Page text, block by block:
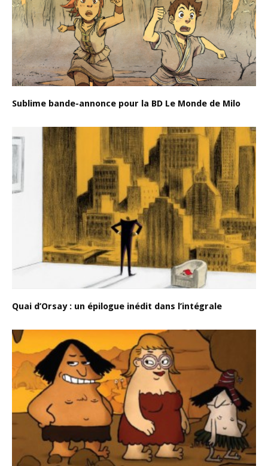
Sublime bande-annonce pour la BD Le Monde de Milo
Quai d’Orsay : un épilogue inédit dans l’intégrale